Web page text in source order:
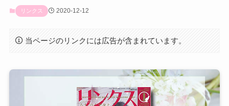
リンクス 2020-12-12
当ページのリンクには広告が含まれています。